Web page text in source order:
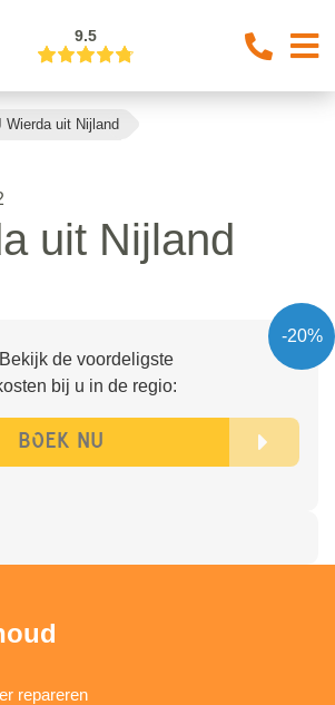
9.5
Wierda uit Nijland
uit Nijland
-20%
Bekijk de voordeligste
bij u in de regio:
repareren